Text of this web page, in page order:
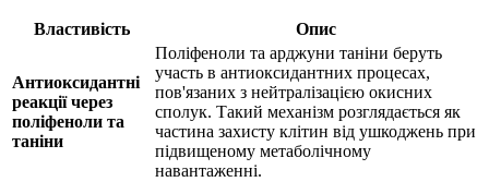
Властивість Опис
Антиоксидантні
реакції через
поліфеноли та
таніни
Поліфеноли та арджуни таніни беруть
участь в антиоксидантних процесах,
пов'язаних з нейтралізацією окисних
сполук. Такий механізм розглядається як
частина захисту клітин від ушкоджень при
підвищеному метаболічному
навантаженні.